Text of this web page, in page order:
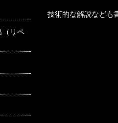
（リペ
技術的な解説なども